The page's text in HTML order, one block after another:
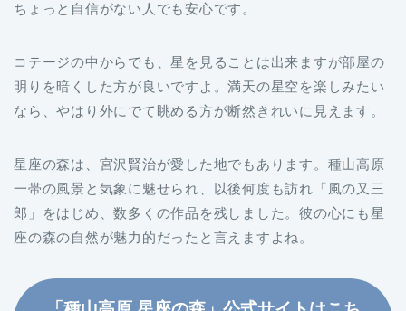
ちょっと自信がない人でも安心です。
コテージの中からでも、星を見ることは出来ますが部屋の
明りを暗くした方が良いですよ。満天の星空を楽しみたい
なら、やはり外にでて眺める方が断然きれいに見えます。
星座の森は、宮沢賢治が愛した地でもあります。種山高原
一帯の風景と気象に魅せられ、以後何度も訪れ「風の又三
郎」をはじめ、数多くの作品を残しました。彼の心にも星
座の森の自然が魅力的だったと言えますよね。